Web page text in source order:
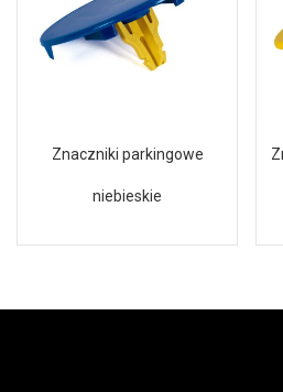
Znaczniki parkingowe
niebieskie